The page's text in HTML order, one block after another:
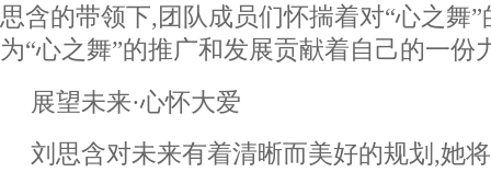
思含的带领下,团队成员们怀揣着对“心之舞
为“心之舞”的推广和发展贡献着自己的一份
展望未来·心怀大爱
刘思含对未来有着清晰而美好的规划,她